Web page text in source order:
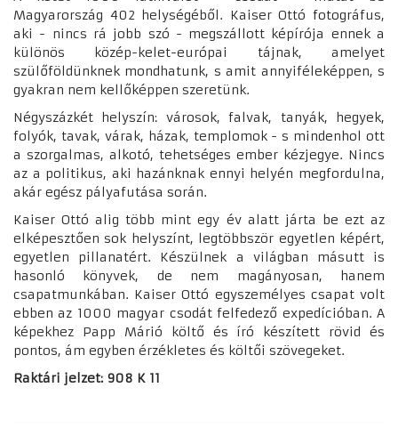
Magyarország 402 helységéből. Kaiser Ottó fotográfus,
aki - nincs rá jobb szó - megszállott képírója ennek a
különös közép-kelet-európai tájnak, amelyet
szülőföldünknek mondhatunk, s amit annyiféleképpen, s
gyakran nem kellőképpen szeretünk.
Négyszázkét helyszín: városok, falvak, tanyák, hegyek,
folyók, tavak, várak, házak, templomok - s mindenhol ott
a szorgalmas, alkotó, tehetséges ember kézjegye. Nincs
az a politikus, aki hazánknak ennyi helyén megfordulna,
akár egész pályafutása során.
Kaiser Ottó alig több mint egy év alatt járta be ezt az
elképesztően sok helyszínt, legtöbbször egyetlen képért,
egyetlen pillanatért. Készülnek a világban másutt is
hasonló könyvek, de nem magányosan, hanem
csapatmunkában. Kaiser Ottó egyszemélyes csapat volt
ebben az 1000 magyar csodát felfedező expedícióban. A
képekhez Papp Márió költő és író készített rövid és
pontos, ám egyben érzékletes és költői szövegeket.
Raktári jelzet: 908 K 11